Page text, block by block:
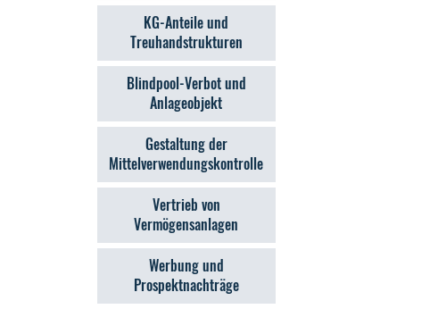
KG-Anteile und
Treuhandstrukturen
Blindpool-Verbot und
Anlageobjekt
Gestaltung der
Mittelverwendungskontrolle
Vertrieb von
Vermögensanlagen
Werbung und
Prospektnachträge